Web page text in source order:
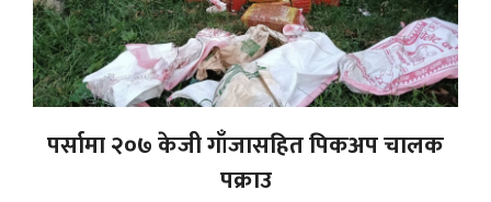
पर्सामा २०७ केजी गाँजासहित पिकअप चालक
पक्राउ